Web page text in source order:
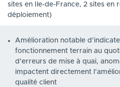
sites en Ile-de-France, 2 sites en
déploiement)
Amélioration notable
fonctionnement terrain au
d’erreurs de mise à quai,
impactent directement
qualité client